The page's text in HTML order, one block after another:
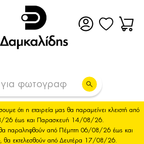
ότι η εταιρεία μας θα παραμείνει κλειστή από
26 έως και Παρασκευή 14/08/26.
θα παραληφθούν από Πέμπτη 06/08/26 έως και
εκτελεσθούν από Δευτέρα 17/08/26.